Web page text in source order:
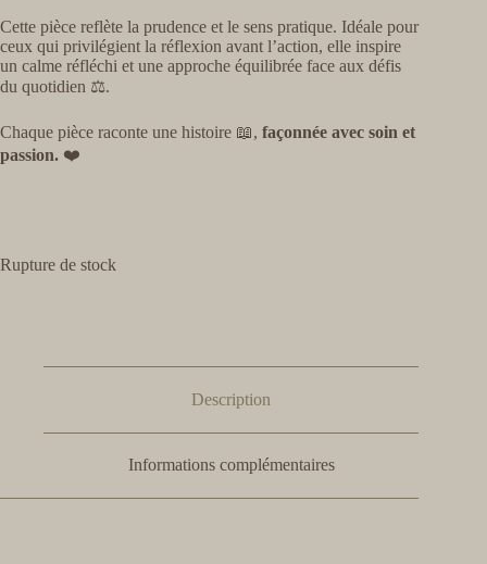
Cette pièce reflète la prudence et le sens pratique. Idéale pour
ceux qui privilégient la réflexion avant l’action, elle inspire
un calme réfléchi et une approche équilibrée face aux défis
du quotidien ⚖️.
Chaque pièce raconte une histoire 📖, façonnée avec soin et
passion. ❤️
Rupture de stock
Description
Informations complémentaires